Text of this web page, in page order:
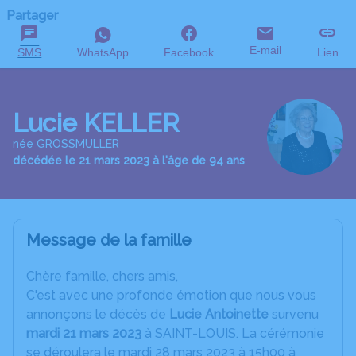
Partager
SMS WhatsApp Facebook E-mail Lien
Lucie KELLER
née GROSSMULLER
décédée le 21 mars 2023 à l'âge de 94 ans
Message de la famille
Chère famille, chers amis,
C'est avec une profonde émotion que nous vous
annonçons le décès de Lucie Antoinette survenu
mardi 21 mars 2023 à SAINT-LOUIS. La cérémonie
se déroulera le mardi 28 mars 2023 à 15h00 à